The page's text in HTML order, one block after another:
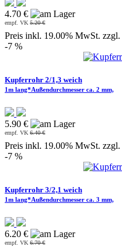
4.70 €
empf. VK 5.20 €
Preis inkl. 19.00% MwSt. zzgl.
-7 %
Kupferrohr 2/1,3 weich
1m lang*Außendurchmesser ca. 2 mm,
5.90 €
empf. VK 6.40 €
Preis inkl. 19.00% MwSt. zzgl.
-7 %
Kupferrohr 3/2,1 weich
1m lang*Außendurchmesser ca. 3 mm,
6.20 €
empf. VK 6.70 €